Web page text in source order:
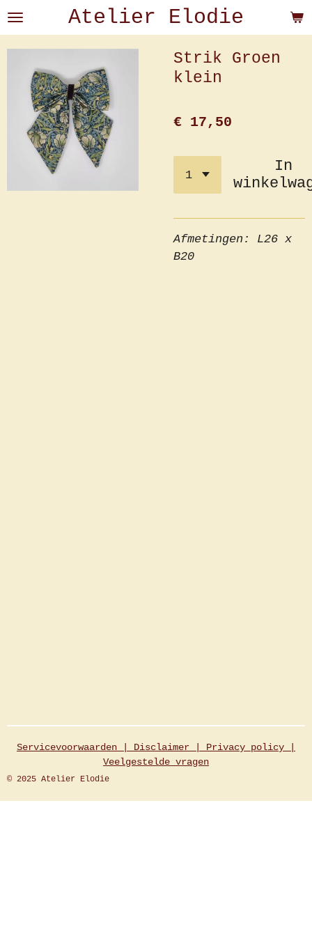
Ga
direct
naar
hoofdinhoud
Atelier Elodie
Strik Groen
klein
€ 17,50
In
Afmetingen: L26 x
B20
Servicevoorwaarden | Disclaimer Privacy policy
Veelgestelde vragen
© 2025 Atelier Elodie